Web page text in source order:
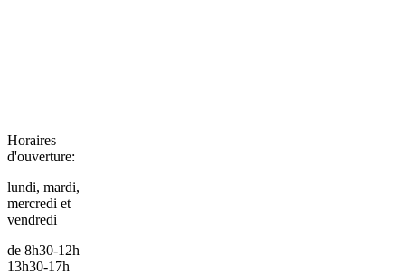
Horaires
d'ouverture:
lundi, mardi,
mercredi et
vendredi
de 8h30-12h
13h30-17h